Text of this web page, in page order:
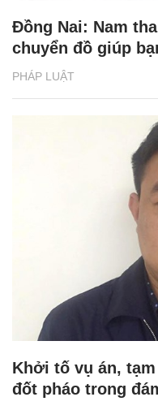
PHÁP LUẬT
Đồng Nai: Nam
chuyển đồ giúp
Khởi tố vụ án,
đốt pháo trong